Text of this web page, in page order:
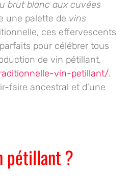
brut blanc aux cuvées
une palette de vins
, ces effervescents
pour célébrer tous
de vin pétillant,
vin-petillant/.
faire ancestral et d’une
pétillant ?